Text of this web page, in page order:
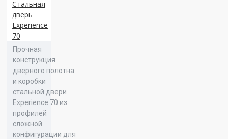
Панель 16 ФК 27
Панель 16 ФК 48
Стальная
дверь
Experience
70
Прочная
конструкция
дверного полотна
и коробки
стальной двери
Experience 70 из
профилей
сложной
конфигурации для